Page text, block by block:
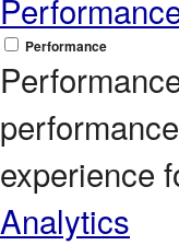
Performance
experience
Analytics